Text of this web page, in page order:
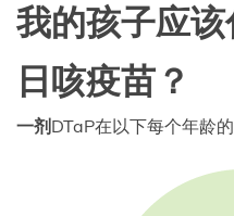
我的孩子应
日咳疫苗？
一剂DTaP在以下每个年龄